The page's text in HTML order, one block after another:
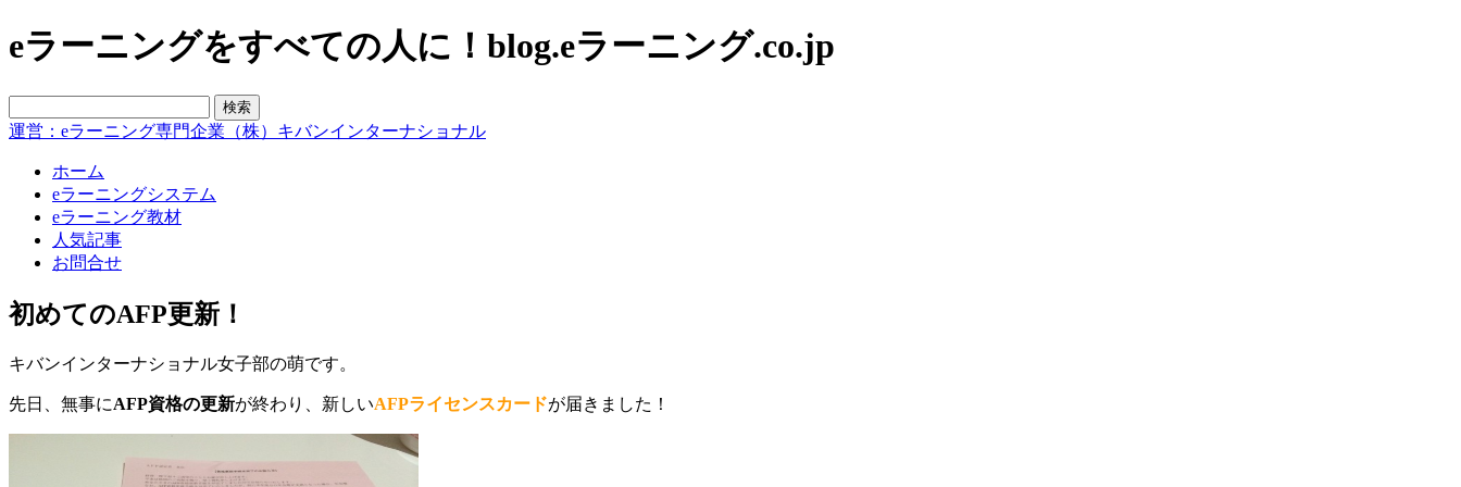
eラーニングをすべての人に！blog.eラーニング.co.jp
運営：eラーニング専門企業（株）キバンインターナショナル
ホーム
eラーニングシステム
eラーニング教材
人気記事
お問合せ
初めてのAFP更新！
キバンインターナショナル女子部の萌です。
先日、無事にAFP資格の更新が終わり、新しいAFPライセンスカードが届きました！